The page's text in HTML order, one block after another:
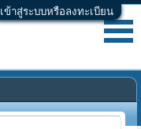
เข้าสู่ระบบหรือลงทะเบียน